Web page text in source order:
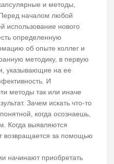
и методы,
началом любой
использование нового
определенную
об опыте коллег и
методику, в первую
указывающие на ее
И
методы так или иначе
Зачем искать что-то
когда осознаешь,
Когда выявляются
возвращается за помощью
начинают приобретать